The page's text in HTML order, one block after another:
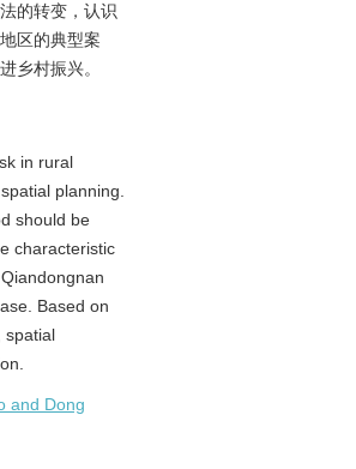
的转变，认识
区的典型案
乡村振兴。
in rural
planning.
should be
characteristic
Based on
spatial
and Dong